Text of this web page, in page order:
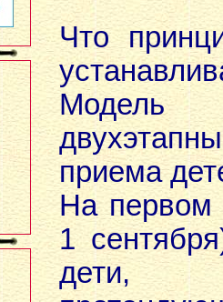
Что
Модель
приема
На первом
1
дети,